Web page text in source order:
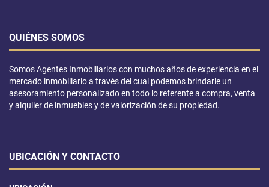
QUIÉNES SOMOS
Somos Agentes Inmobiliarios con muchos años de experiencia en el
mercado inmobiliario a través del cual podemos brindarle un
asesoramiento personalizado en todo lo referente a compra, venta
y alquiler de inmuebles y de valorización de su propiedad.
UBICACIÓN Y CONTACTO